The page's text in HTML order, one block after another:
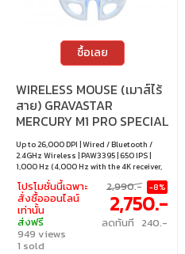
ซื้อเลย
WIRELESS MOUSE (เมาส์ไร้
สาย) GRAVASTAR
MERCURY M1 PRO SPECIAL
EDITION - ICE BLUE
Up to 26,000 DPI | Wired / Bluetooth /
2.4GHz Wireless | PAW3395 | 650 IPS |
1,000 Hz (4,000 Hz with the 4K receiver,
sold separately) | 5 buttons | RGB |
Windows / macOS
โปรโมชั่นนี้เฉพาะ
สั่งซื้อออนไลน์
เท่านั้น
ส่งฟรี
949 views
1 sold
2,990.- -8%
2,750.-
ลดทันที 240.-